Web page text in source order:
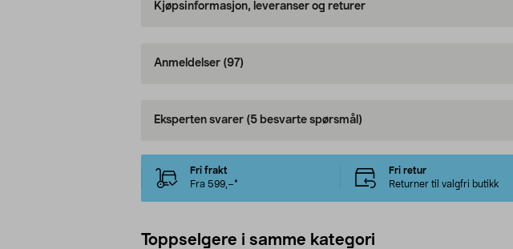
Kjøpsinformasjon, leveranser og returer
Anmeldelser (97)
Eksperten svarer (5 besvarte spørsmål)
Fri frakt
Fra 599,–*
Fri retur
Returner til valgfri butikk
Toppselgere i samme kategori